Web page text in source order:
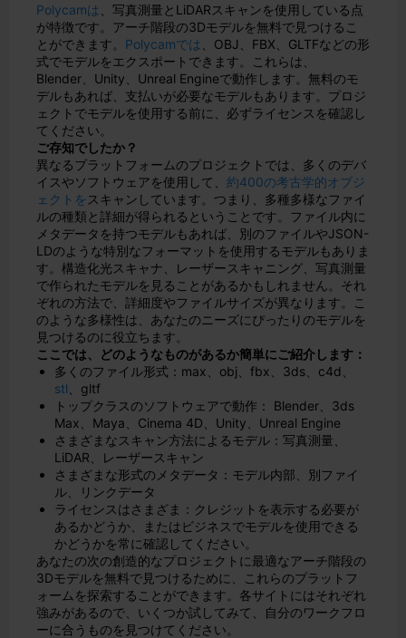
Polycamは
、写真測量とLiDARスキャンを使用している点
が特徴です。アーチ階段の3Dモデルを無料で見つけるこ
とができます。 Polycamでは
、OBJ、FBX、GLTFなどの形
式でモデルをエクスポートできます。これらは、
Blender、Unity、Unreal Engineで動作します。無料のモ
デルもあれば、支払いが必要なモデルもあります。プロジ
ェクトでモデルを使用する前に、必ずライセンスを確認し
てください。
ご存知でしたか？
異なるプラットフォームのプロジェクトでは、多くのデバ
イスやソフトウェアを使用して、 約400の考古学的オブジ
ェクトを スキャンしています。つまり、多種多様なファイ
ルの種類と詳細が得られるということです。ファイル内に
メタデータを持つモデルもあれば、別のファイルやJSON-
LDのような特別なフォーマットを使用するモデルもありま
す。構造化光スキャナ、レーザースキャニング、写真測量
で作られたモデルを見ることがあるかもしれません。それ
ぞれの方法で、詳細度やファイルサイズが異なります。こ
のような多様性は、あなたのニーズにぴったりのモデルを
見つけるのに役立ちます。
ここでは、どのようなものがあるか簡単にご紹介します：
多くのファイル形式：max、obj、fbx、3ds、c4d、
stl 、gltf
トップクラスのソフトウェアで動作： Blender、3ds
Max、Maya、Cinema 4D、Unity、Unreal Engine
さまざまなスキャン方法によるモデル：写真測量、
LiDAR、レーザースキャン
さまざまな形式のメタデータ：モデル内部、別ファイ
ル、リンクデータ
ライセンスはさまざま：クレジットを表示する必要が
あるかどうか、またはビジネスでモデルを使用できる
かどうかを常に確認してください。
あなたの次の創造的なプロジェクトに最適なアーチ階段の
3Dモデルを無料で見つけるために、これらのプラットフ
ォームを探索することができます。各サイトにはそれぞれ
強みがあるので、いくつか試してみて、自分のワークフロ
ーに合うものを見つけてください。